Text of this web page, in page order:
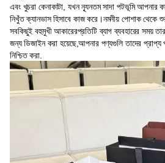
এবং খুচরা কেনাকাটা, যখন ন্যূনতম সাদা পটভূমি আপনার
নিখুঁত ক্যানভাস হিসাবে কাজ করে।নমনীয় পোশাক থেকে
সবকিছুই বহুমুখী আকারেরপ্রতিটি ব্যাগ ব্যবহারের সময়
জন্য ডিজাইন করা হয়েছে,আপনার পণ্যগুলি তাদের
নিশ্চিত করা.